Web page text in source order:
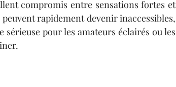
compromis entre sensations fortes et
rapidement devenir inaccessibles,
pour les amateurs éclairés ou les